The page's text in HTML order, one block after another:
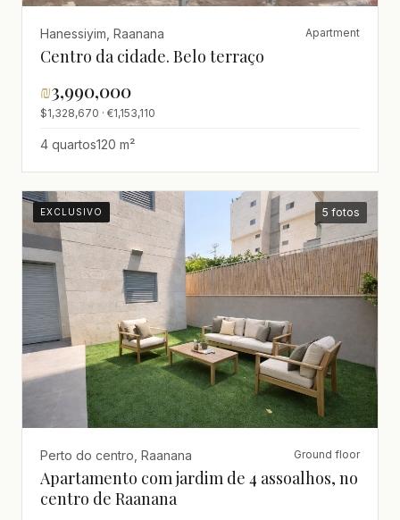
Hanessiyim, Raanana Apartment
Centro da cidade. Belo terraço
₪3,990,000
$1,328,670 · €1,153,110
4 quartos120 m²
EXCLUSIVO 5 fotos
Perto do centro, Raanana Ground floor
Apartamento com jardim de 4 assoalhos, no
centro de Raanana